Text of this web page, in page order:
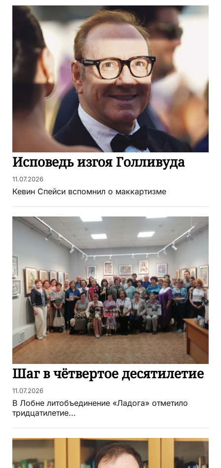
Исповедь изгоя Голливуда
11.07.2026
Кевин Спейси вспомнил о маккартизме
Шаг в чётвертое десятилетие
11.07.2026
В Лобне литобъединение «Ладога» отметило
тридцатилетие...